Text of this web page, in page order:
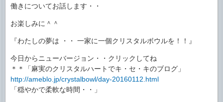
働きについてお話します・・
お楽しみに＾＾
『わたしの夢は ・・ 一家に一個クリスタルボウルを！！』
今日からニューバージョン・・クリックしてね
＊＊「麻実のクリスタルハートでキ・セ・キのブログ」
http://ameblo.jp/crystalbowl/day-20160112.html
「穏やかで柔軟な時間・・」